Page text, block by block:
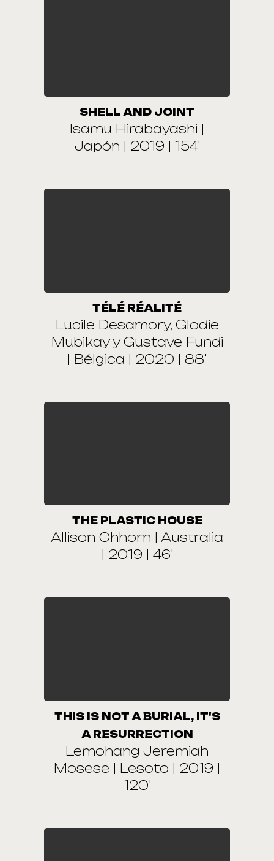
SHELL AND JOINT
Isamu Hirabayashi |
Japón | 2019 | 154'
TÉLÉ RÉALITÉ
Lucile Desamory, Glodie
Mubikay y Gustave Fundi
| Bélgica | 2020 | 88'
THE PLASTIC HOUSE
Allison Chhorn | Australia
| 2019 | 46'
THIS IS NOT A BURIAL, IT'S
A RESURRECTION
Lemohang Jeremiah
Mosese | Lesoto | 2019 |
120'